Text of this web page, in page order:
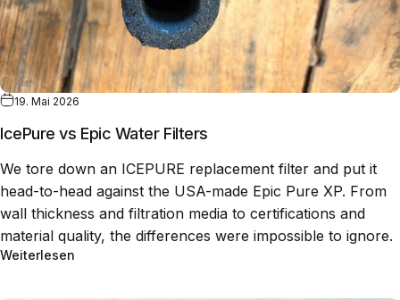
19. Mai 2026
IcePure vs Epic Water Filters
We tore down an ICEPURE replacement filter and put it
head-to-head against the USA-made Epic Pure XP. From
wall thickness and filtration media to certifications and
material quality, the differences were impossible to ignore.
Weiterlesen